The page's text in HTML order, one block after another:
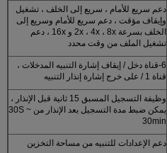
دعم سريع للأمام ، سريع إلى الخلف ، تشغيل
وإيقاف مؤقت ، دعم سريع للأمام وسريع إلى
الخلف بسرعة 2x ، 4x ، 8x و 16x ، دعم
تشغيل الملف من وقت محدد
6-قناة دخل / إيقاف إشارة التنبيه المدخلات ،
قناة 1 / على خرج إشارة إنذار التنبيه
وظيفة التسجيل المسبق 15 ثانية قبل الإنذار ،
يمكن ضبط مدة التسجيل بعد الإنذار من 30S ~
30min
دعم الإعدادات للتنبيه من مساحة التخزين